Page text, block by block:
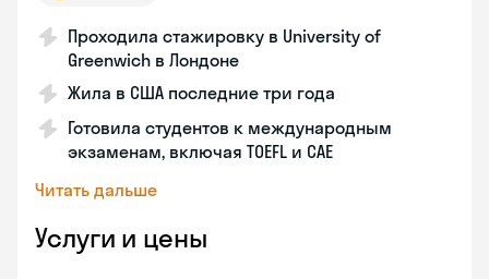
Проходила стажировку в University of
Greenwich в Лондоне
Жила в США последние три года
Готовила студентов к международным
экзаменам, включая TOEFL и CAE
Читать дальше
Услуги и цены